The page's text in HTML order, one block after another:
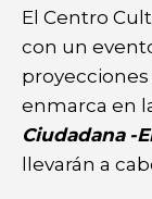
El Centro
con un
proyecciones
enmarca en
Ciudadana -
llevarán a